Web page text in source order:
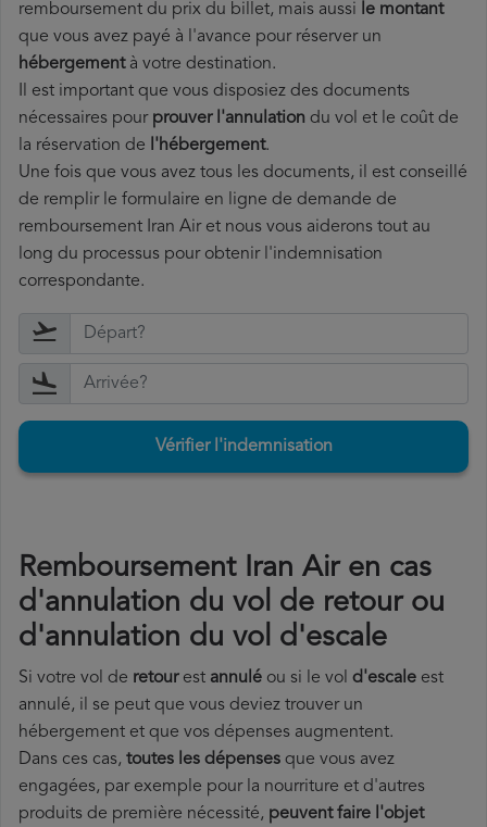
remboursement du prix du billet, mais aussi le montant
que vous avez payé à l'avance pour réserver un
hébergementà votre destination.
Il est important que vous disposiez des documents
nécessaires pour prouver l'annulation du vol et le coût de
la réservation de l'hébergement.
Une fois que vous avez tous les documents, il est conseillé
de remplir le formulaire en ligne de demande de
remboursement Iran Air et nous vous aiderons tout au
long du processus pour obtenir l'indemnisation
correspondante.
Vérifier l'indemnisation
Remboursement Iran Air en cas
d'annulation du vol de retour ou
d'annulation du vol d'escale
Si votre vol de retourest annulé ou si le vol d'escale est
annulé, il se peut que vous deviez trouver un
hébergement et que vos dépenses augmentent.
Dans ces cas, toutes les dépenses que vous avez
engagées, par exemple pour la nourriture et d'autres
produits de première nécessité, peuvent faire l'objet